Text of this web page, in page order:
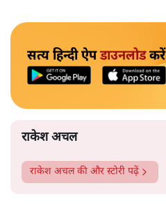
सत्य हिन्दी ऐपडाउनलोडकरें
राकेश अचल
राकेश अचलकी और स्टोरी पढ़ें